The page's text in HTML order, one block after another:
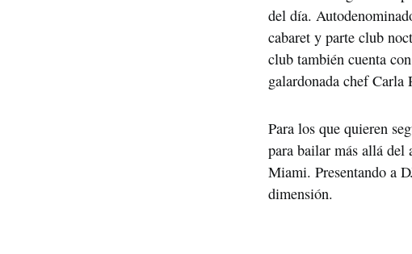
del día.
cabaret y parte club
club también cuenta
galardonada chef Carla
Para los que quieren
para bailar más allá del
Miami. Presentando a
dimensión.